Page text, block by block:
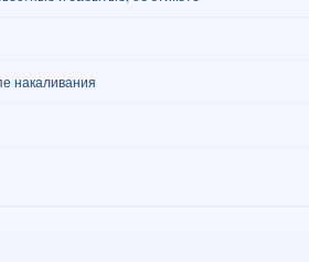
накаливания